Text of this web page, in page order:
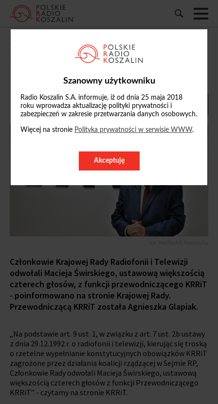
Szanowny użytkowniku
Radio Koszalin S.A. informuje, iż od dnia 25 maja 2018
roku wprowadza aktualizację polityki prywatności i
zabezpieczeń w zakresie przetwarzania danych osobowych.
Więcej na stronie Polityka prywatności w serwisie WWW.
Akceptuję
Maciej Świrski odwołany z funkcji
przewodniczącego Krajowej Rady
Radiofonii i Telewizji
28/07/2025, 18:37
Członkowie Krajowej Rady Radiofonii i Telewizji
odwołali Macieja Świrskiego, ustawową większością
czterech głosów, z funkcji przewodniczącego KRRiT
- poinformowano na stronie Krajowej Rady.
Przewodniczącą KRRiT została Agnieszka Glapiak.
„Na podstawie art. 9 ust. 1, w związku z art. 7 ust. 2b ustawy
z dnia 29.12.1992 r. o radiofonii i telewizji, kierując się troską
o rzetelne wypełnianie konstytucyjnych obowiązków KRRiT
zagrożone przez działania koalicji rządzącej w Sejmie RP,
Członkowie Rady odwołali Macieja Świrskiego, ustawową
większością czterech głosów z funkcji Przewodniczącego
KRRiT” - czytamy na stronie KRRiT.